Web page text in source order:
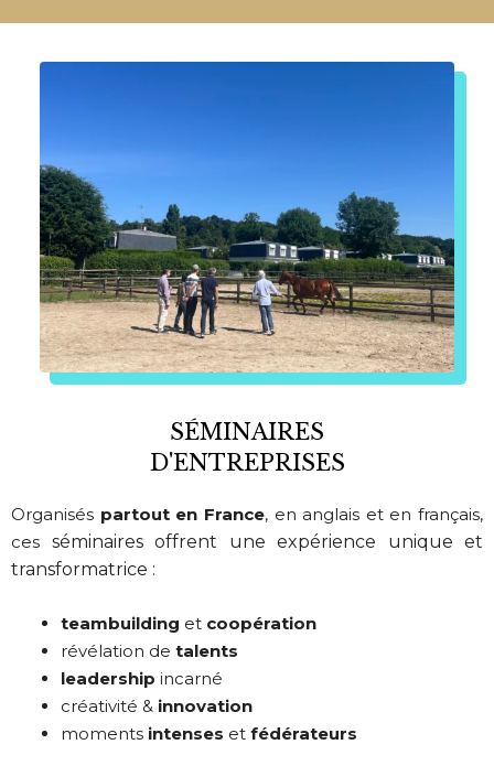
SÉMINAIRES
D'ENTREPRISES
Organisés partout en France, en anglais et en français,
ces séminaires offrent une expérience unique et
transformatrice :
teambuilding et coopération
révélation de talents
leadership incarné
créativité & innovation
moments intenses et fédérateurs